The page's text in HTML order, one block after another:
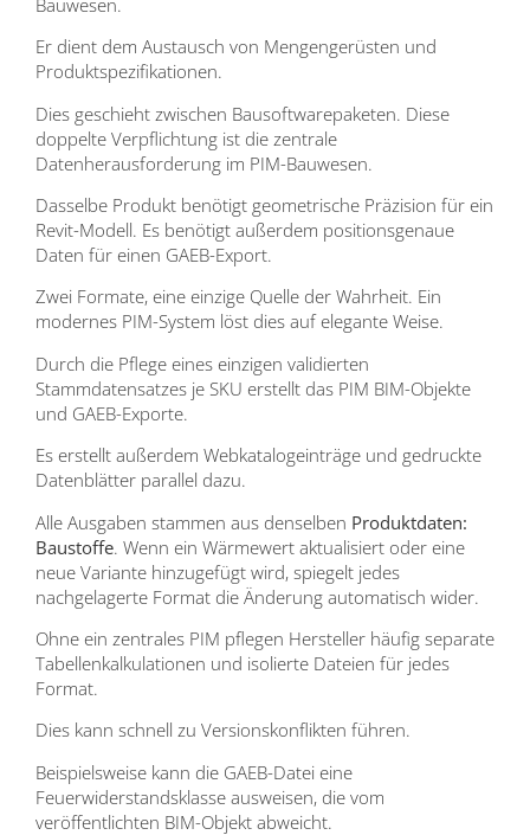
der
Baulieferkette
Er dient dem Austausch von Mengengerüsten und
Produktspezifikationen.
Dies geschieht zwischen Bausoftwarepaketen. Diese
doppelte Verpflichtung ist die zentrale
Datenherausforderung im PIM-Bauwesen.
Dasselbe Produkt benötigt geometrische Präzision für ein
Revit-Modell. Es benötigt außerdem positionsgenaue
Daten für einen GAEB-Export.
Zwei Formate, eine einzige Quelle der Wahrheit. Ein
modernes PIM-System löst dies auf elegante Weise.
Durch die Pflege eines einzigen validierten
Stammdatensatzes je SKU erstellt das PIM BIM-Objekte
und GAEB-Exporte.
Es erstellt außerdem Webkatalogeinträge und gedruckte
Datenblätter parallel dazu.
Alle Ausgaben stammen aus denselben Produktdaten:
Baustoffe. Wenn ein Wärmewert aktualisiert oder eine
neue Variante hinzugefügt wird, spiegelt jedes
nachgelagerte Format die Änderung automatisch wider.
Ohne ein zentrales PIM pflegen Hersteller häufig separate
Tabellenkalkulationen und isolierte Dateien für jedes
Format.
Dies kann schnell zu Versionskonflikten führen.
Beispielsweise kann die GAEB-Datei eine
Feuerwiderstandsklasse ausweisen, die vom
veröffentlichten BIM-Objekt abweicht.